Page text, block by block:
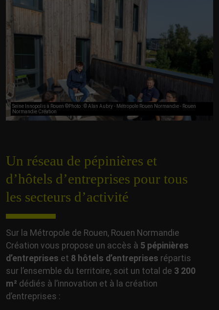
Seine Innopolis à Rouen ©Photo : © Alan Aubry - Métropole Rouen Normandie - Rouen
Normandie Création
Un réseau de pépinières et
d’hôtels d’entreprises pour tous
les secteurs d’activité
Sur la Métropole de Rouen, Rouen Normandie
Création vous propose un accès à 5 pépinières
d’entreprises et 8 hôtels d’entreprises répartis
sur l’ensemble du territoire, soit un total de 3 200
m² dédiés à l’innovation et à la création
d’entreprises :